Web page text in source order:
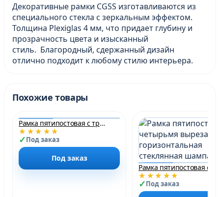
Декоративные рамки CGSS изготавливаются из
специального стекла с зеркальным эффектом.
Толщина Plexiglas 4 мм, что придает глубину и
прозрачность цвета и изысканный
стиль. Благородный, сдержанный дизайн
отлично подходит к любому стилю интерьера.
Похожие товары
Рамка пятипостовая с тремя вырезами горизонтальная стеклянная серая платина матовая Plexiglas &quot;Модерн SMART&quot;
★★★★★
Под заказ
Под заказ
★★★★★
Под заказ